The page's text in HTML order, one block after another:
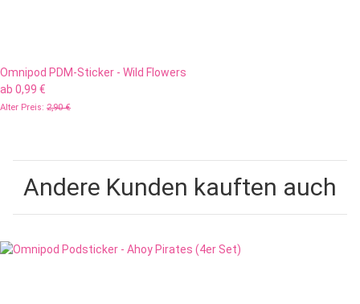
Omnipod PDM-Sticker - Wild Flowers
ab 0,99 €
Alter Preis: 2,90 €
Andere Kunden kauften auch